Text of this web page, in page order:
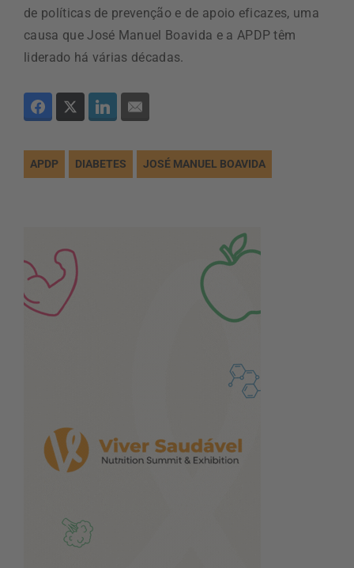
de políticas de prevenção e de apoio eficazes, uma
causa que José Manuel Boavida e a APDP têm
liderado há várias décadas.
APDP DIABETES JOSÉ MANUEL BOAVIDA